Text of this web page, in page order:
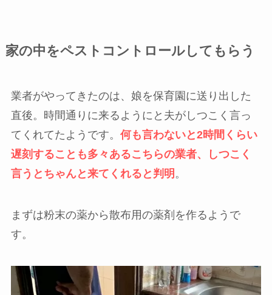
家の中をペストコントロールしてもらう
業者がやってきたのは、娘を保育園に送り出した
直後。時間通りに来るようにと夫がしつこく言っ
てくれてたようです。 何も言わないと2時間くらい
遅刻することも多々あるこちらの業者、しつこく
言うとちゃんと来てくれると判明 。
まずは粉末の薬から散布用の薬剤を作るようで
す。